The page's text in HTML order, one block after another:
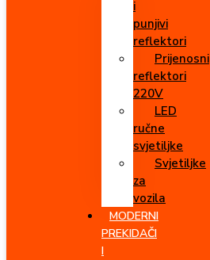
i
punjivi
reflektori
Prijenosni
reflektori
220V
LED
ručne
svjetiljke
Svjetiljke
za
vozila
MODERNI
PREKIDAČI
I